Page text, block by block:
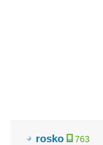
rosko 763